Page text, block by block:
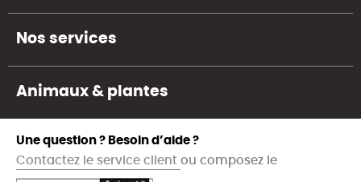
Nos services
Animaux & plantes
Une question ? Besoin d’aide ?
Contactez le service client ou composez le